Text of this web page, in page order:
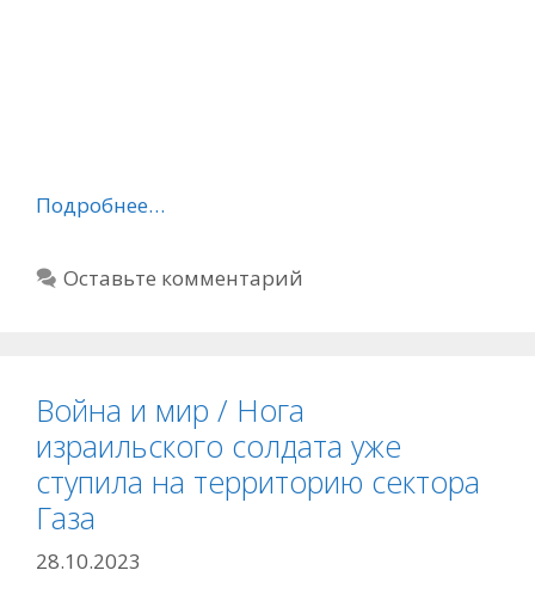
Подробнее…
Оставьте комментарий
Война и мир / Нога
израильского солдата уже
ступила на территорию сектора
Газа
28.10.2023